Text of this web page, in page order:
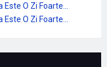
O Zi Foarte...
O Zi Foarte...